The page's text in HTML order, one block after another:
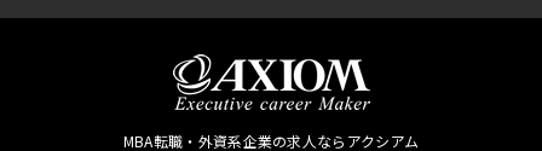
MBA転職・外資系企業の求人ならアクシアム